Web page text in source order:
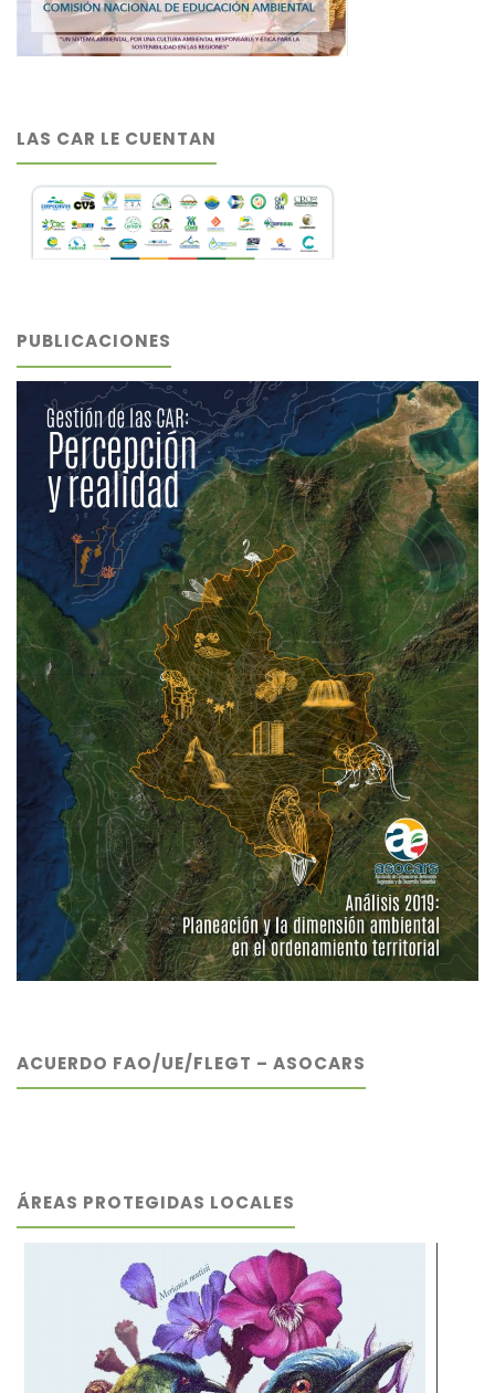
LAS CAR LE CUENTAN
PUBLICACIONES
ACUERDO FAO/UE/FLEGT – ASOCARS
ÁREAS PROTEGIDAS LOCALES